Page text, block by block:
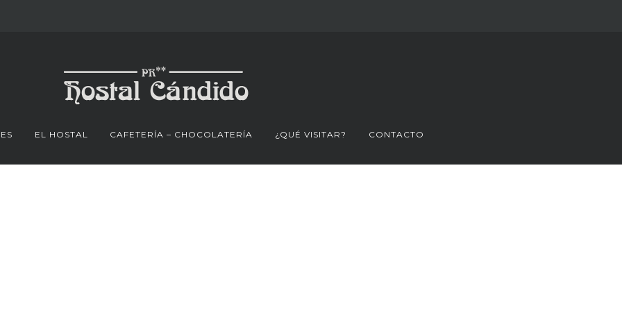
EL HOSTAL CAFETERÍA – CHOCOLATERÍA ¿QUÉ VISITAR? CONTACTO